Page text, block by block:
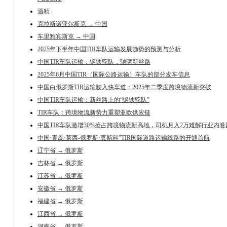
酒精
克拉斯诺亚尔斯克 → 中国
车里雅宾斯克 → 中国
2025年下半年中国TIR车队运输发展趋势的预测与分析
中国TIR车队运输：钢铁驼队，驰骋新丝路
2025年6月中国TIR（国际公路运输）车队的部分发车信息
中国白俄罗斯TIR运输驶入快车道：2025年二季度跨境物流新突破
中国TIR车队运输：新丝路上的“钢铁驼队”
TIR车队：跨境物流新势力重塑亚欧供应链
中国TIR车队激增30%抢占跨境物流新高地，司机月入2万难解行业内卷
中国·青岛·莱西-俄罗斯·莫斯科”TIR国际道路运输线路的开通首航
辽宁省 → 俄罗斯
吉林省 → 俄罗斯
江苏省 → 俄罗斯
安徽省 → 俄罗斯
福建省 → 俄罗斯
江西省 → 俄罗斯